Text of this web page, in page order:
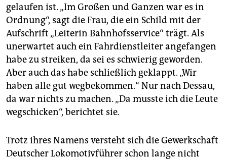
gelaufen ist. „Im Großen und Ganzen war es in
Ordnung“, sagt die Frau, die ein Schild mit der
Aufschrift „Leiterin Bahnhofsservice“ trägt. Als
unerwartet auch ein Fahrdienstleiter angefangen
habe zu streiken, da sei es schwierig geworden.
Aber auch das habe schließlich geklappt. „Wir
haben alle gut wegbekommen.“ Nur nach Dessau,
da war nichts zu machen. „Da musste ich die Leute
wegschicken“, berichtet sie.
Trotz ihres Namens versteht sich die Gewerkschaft
Deutscher Lokomotivführer schon lange nicht